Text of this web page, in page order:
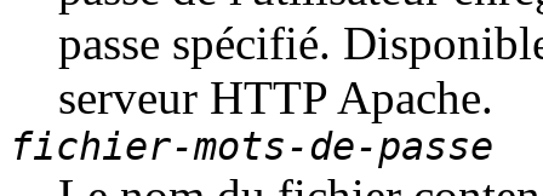
passe spécifié.
serveur HTTP Apache.
fichier-mots-de-passe